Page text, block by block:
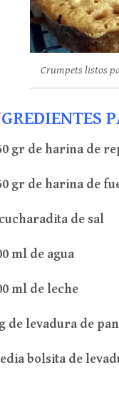
Crumpets listos
gr de harina de
gr de harina de
de sal
ml de agua
ml de leche
de levadura de
bolsita de